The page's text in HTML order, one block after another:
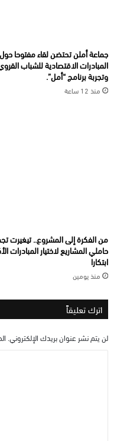
جماعة أملن تحتضن لقاء مفتوحا حول
المبادرات الاقتصادية للشباب
وتجربة برنامج “أمل”.
منذ 12 ساعة
من الفكرة إلى المشروع.. تيغيرت
حاملي المشاريع لاختيار المبادرات
ابتكارا
منذ يومين
اترك تعليقاً
لن يتم نشر عنوان بريدك الإلكتروني.